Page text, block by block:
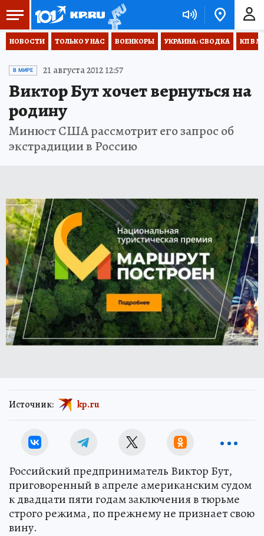
НОВОСТИ ТОЛЬКО У НАС ВОЕНКОРЫ УКРАИНА: СВОДКА КП В
В МИРЕ 21 августа 2012 12:57
Виктор Бут хочет вернуться на
родину
Минюст США рассмотрит его запрос об
экстрадиции в Россию
Источник: kp.ru
Российский предприниматель Виктор Бут,
приговоренный в апреле американским судом
к двадцати пяти годам заключения в тюрьме
строго режима, по прежнему не признает свою
вину.